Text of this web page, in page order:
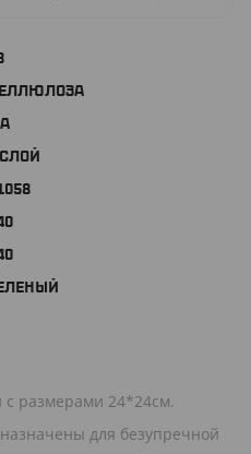
размерами 24*24см.
для безупречной